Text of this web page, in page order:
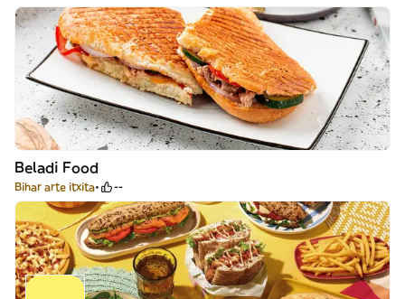
Beladi Food
Bihar arte itxita --